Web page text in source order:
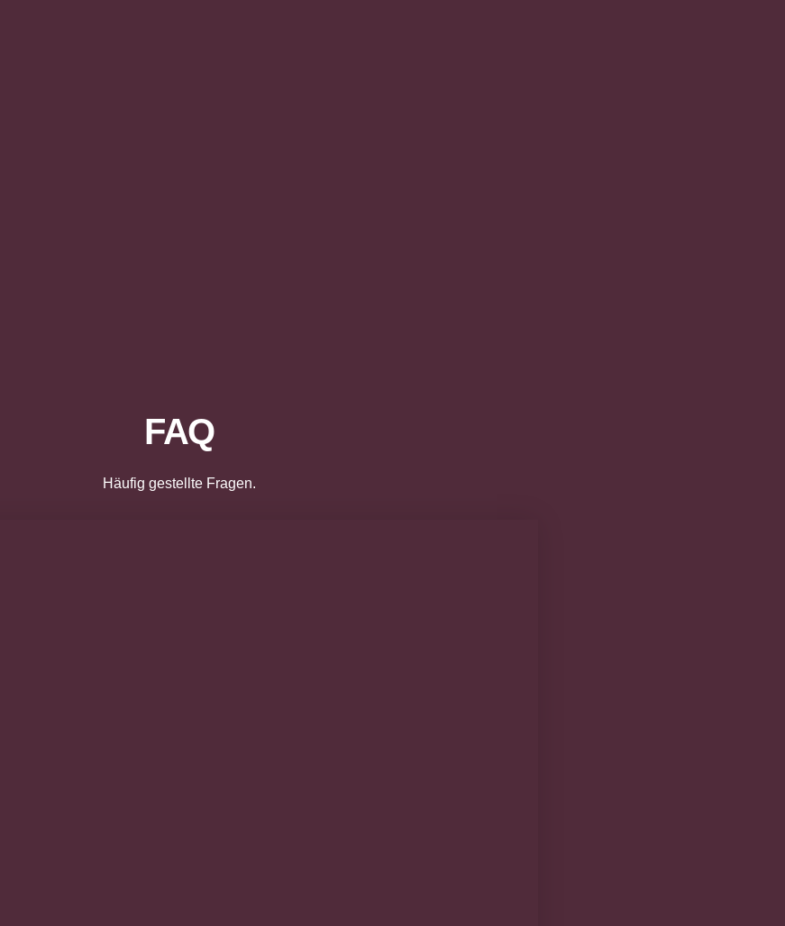
FAQ
Häufig gestellte Fragen.